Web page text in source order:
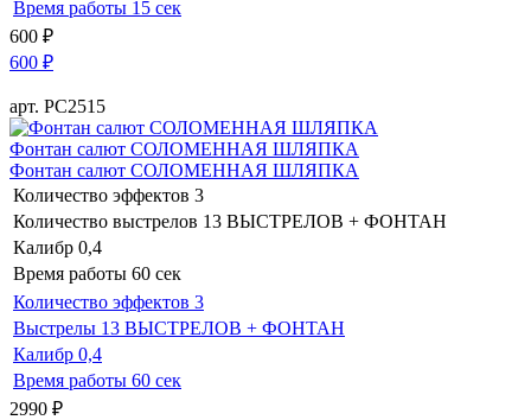
Время работы 15 сек
600 ₽
600 ₽
арт. РС2515
Фонтан салют СОЛОМЕННАЯ ШЛЯПКА
Фонтан салют СОЛОМЕННАЯ ШЛЯПКА
Количество эффектов 3
Количество выстрелов 13 ВЫСТРЕЛОВ + ФОНТАН
Калибр 0,4
Время работы 60 сек
Количество эффектов 3
Выстрелы 13 ВЫСТРЕЛОВ + ФОНТАН
Калибр 0,4
Время работы 60 сек
2990 ₽